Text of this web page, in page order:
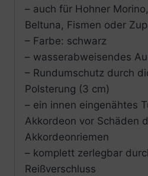
– auch für Hohner
Beltuna, Fismen oder
– Farbe: schwarz
– wasserabweisendes
– Rundumschutz durch
Polsterung (3 cm)
– ein innen eingenähtes
Akkordeon vor Schäden
Akkordeonriemen
– komplett zerlegbar
Reißverschluss